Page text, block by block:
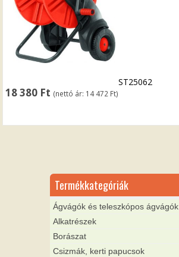
18 380 Ft (nettó ár: 14 472 Ft)
ST25062
Termékkategóriák
Ágvágók és teleszkópos ágvágók
Alkatrészek
Borászat
Csizmák, kerti papucsok